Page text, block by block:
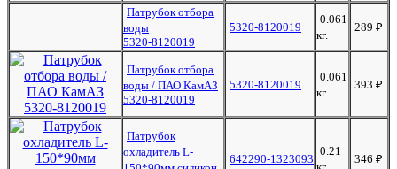
Патрубок отбора
воды
5320-8120019
5320-8120019
0.061
кг.
289 ₽
Патрубок отбора
воды / ПАО КамАЗ
5320-8120019
5320-8120019
0.061
кг.
393 ₽
Патрубок
охладитель L-
642290-1323093
0.21
346 ₽